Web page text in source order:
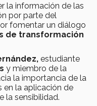
la información de las
por parte del
fomentar un diálogo
de transformación
estudiante
y miembro de la
la importancia de la
en la aplicación de
la sensibilidad.